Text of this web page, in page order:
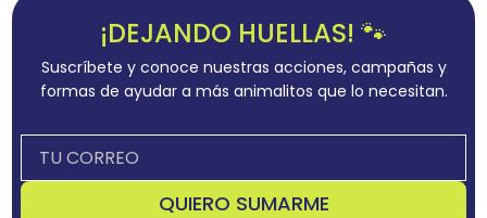
¡DEJANDO HUELLAS! 🐾
Suscríbete y conoce nuestras acciones, campañas y
formas de ayudar a más animalitos que lo necesitan.
QUIERO SUMARME